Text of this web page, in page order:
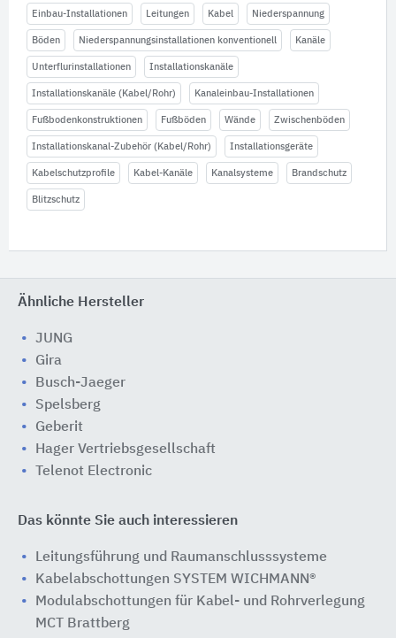
Einbau-Installationen Leitungen Kabel Niederspannung
Böden Niederspannungsinstallationen konventionell Kanäle
Unterflurinstallationen Installationskanäle
Installationskanäle (Kabel/Rohr) Kanaleinbau-Installationen
Fußbodenkonstruktionen Fußböden Wände Zwischenböden
Installationskanal-Zubehör (Kabel/Rohr) Installationsgeräte
Kabelschutzprofile Kabel-Kanäle Kanalsysteme Brandschutz
Blitzschutz
Ähnliche Hersteller
JUNG
Gira
Busch-Jaeger
Spelsberg
Geberit
Hager Vertriebsgesellschaft
Telenot Electronic
Das könnte Sie auch interessieren
Leitungsführung und Raumanschlusssysteme
Kabelabschottungen SYSTEM WICHMANN®
Modulabschottungen für Kabel- und Rohrverlegung
MCT Brattberg